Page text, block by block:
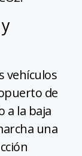
vehículos
de
a la baja
una